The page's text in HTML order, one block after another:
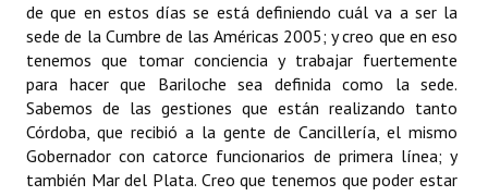
de que en estos días se está definiendo cuál va a ser la
sede de la Cumbre de las Américas 2005; y creo que en eso
tenemos que tomar conciencia y trabajar fuertemente
para hacer que Bariloche sea definida como la sede.
Sabemos de las gestiones que están realizando tanto
Córdoba, que recibió a la gente de Cancillería, el mismo
Gobernador con catorce funcionarios de primera línea; y
también Mar del Plata. Creo que tenemos que poder estar